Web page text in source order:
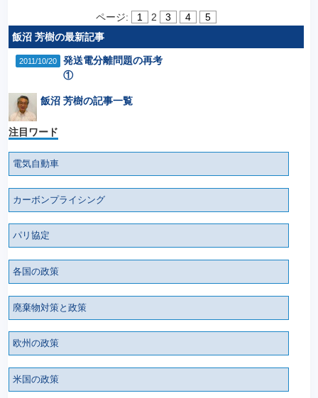
ページ: 1 2 3 4
5
飯沼 芳樹の最新記事
2011/10/20
発送電分離問題の再考
①
飯沼 芳樹の記事一覧
注目ワード
電気自動車
カーボンプライシング
パリ協定
各国の政策
廃棄物対策と政策
欧州の政策
米国の政策